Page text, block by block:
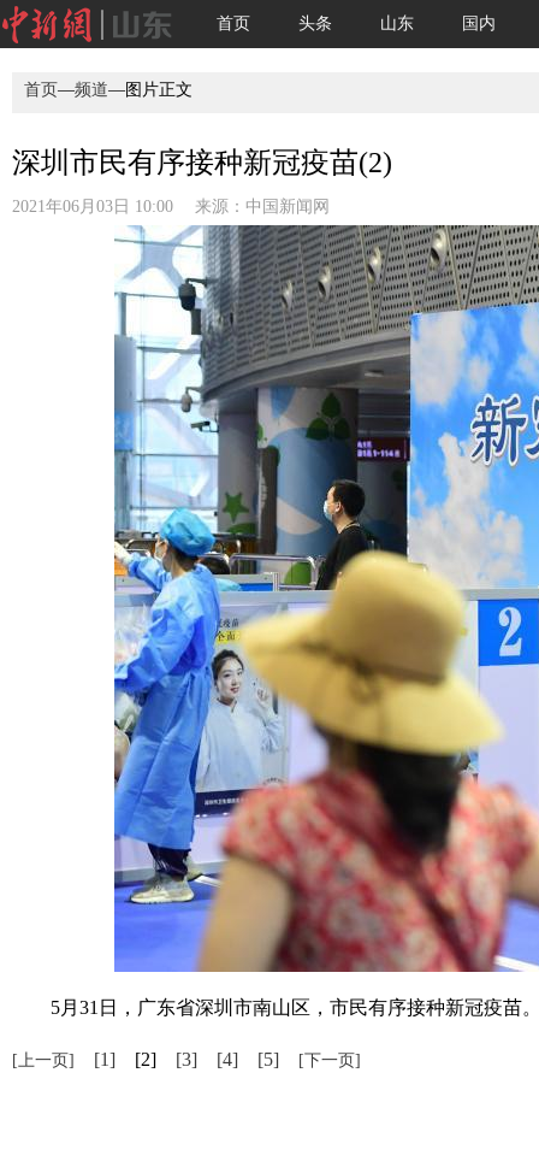
首页 头条 山东 国内
首页—频道—图片正文
深圳市民有序接种新冠疫苗(2)
2021年06月03日 10:00 来源： 中国新闻网
5月31日，广东省深圳市南山区，市民有序接种新冠疫苗
[上一页] [1] [2] [3] [4] [5] [下一页]